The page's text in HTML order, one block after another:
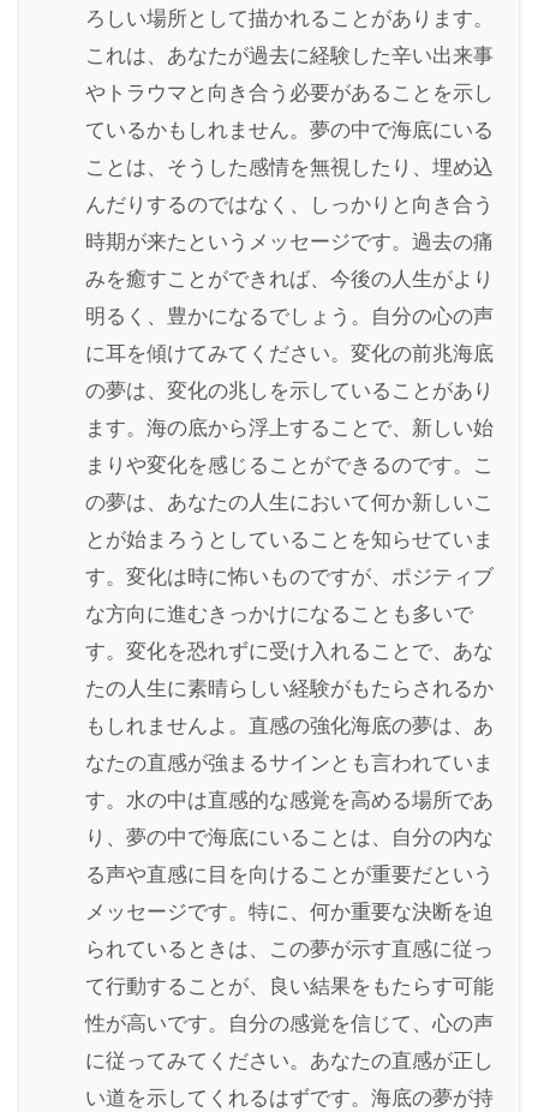
ろしい場所として描かれることがあります。
これは、あなたが過去に経験した辛い出来事
やトラウマと向き合う必要があることを示し
ているかもしれません。夢の中で海底にいる
ことは、そうした感情を無視したり、埋め込
んだりするのではなく、しっかりと向き合う
時期が来たというメッセージです。過去の痛
みを癒すことができれば、今後の人生がより
明るく、豊かになるでしょう。自分の心の声
に耳を傾けてみてください。変化の前兆海底
の夢は、変化の兆しを示していることがあり
ます。海の底から浮上することで、新しい始
まりや変化を感じることができるのです。こ
の夢は、あなたの人生において何か新しいこ
とが始まろうとしていることを知らせていま
す。変化は時に怖いものですが、ポジティブ
な方向に進むきっかけになることも多いで
す。変化を恐れずに受け入れることで、あな
たの人生に素晴らしい経験がもたらされるか
もしれませんよ。直感の強化海底の夢は、あ
なたの直感が強まるサインとも言われていま
す。水の中は直感的な感覚を高める場所であ
り、夢の中で海底にいることは、自分の内な
る声や直感に目を向けることが重要だという
メッセージです。特に、何か重要な決断を迫
られているときは、この夢が示す直感に従っ
て行動することが、良い結果をもたらす可能
性が高いです。自分の感覚を信じて、心の声
に従ってみてください。あなたの直感が正し
い道を示してくれるはずです。海底の夢が持